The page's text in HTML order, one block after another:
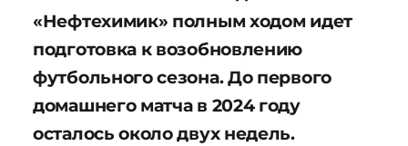
«Нефтехимик» полным ходом идет
подготовка к возобновлению
футбольного сезона. До первого
домашнего матча в 2024 году
осталось около двух недель.